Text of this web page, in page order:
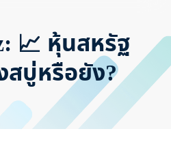
📈 หุ้นสหรัฐ
สบู่หรือยัง?